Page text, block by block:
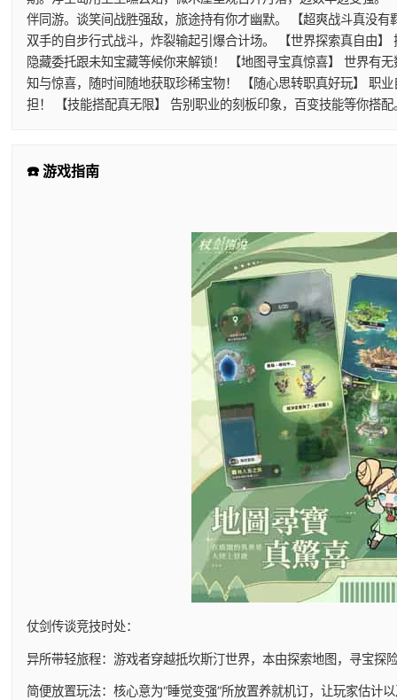
伴同游。谈笑间战胜强敌，旅途持有你才幽默。 【超爽战斗真没
双手的自步行式战斗，炸裂输起引爆合计场。 【世界探索真自由
隐藏委托跟未知宝藏等候你来解锁！ 【地图寻宝真惊喜】 世界有
知与惊喜，随时间随地获取珍稀宝物！ 【随心思转职真好玩】 职
担！ 【技能搭配真无限】 告别职业的刻板印象，百变技能等你搭
☎️ 游戏指南
仗剑传谈竞技时处：
异所带轻旅程：游戏者穿越抵坎斯汀世界，本由探索地图，寻宝探
简便放置玩法：核心意为“睡觉变强”所放置养就机订，让玩家估计